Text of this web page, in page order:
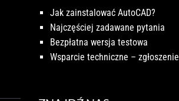
Jak zainstalować AutoCAD?
Najczęściej zadawane pytania
Bezpłatna wersja testowa
Wsparcie techniczne – zgłoszenie